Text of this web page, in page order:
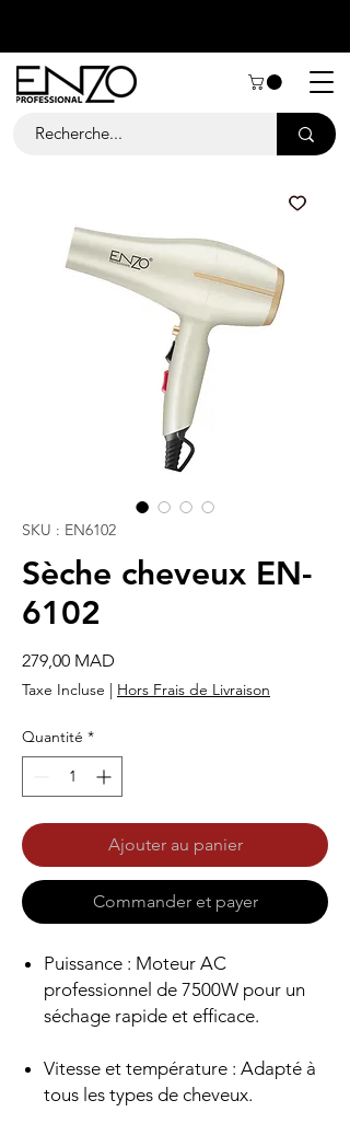
SKU : EN6102
Sèche cheveux EN-
6102
279,00 MAD
Taxe Incluse | Hors Frais de Livraison
Quantité *
Ajouter au panier
Commander et payer
Puissance : Moteur AC
professionnel de 7500W pour un
séchage rapide et efficace.
Vitesse et température : Adapté à
tous les types de cheveux.